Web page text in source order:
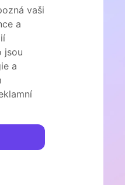
vaši
a
jsou
a